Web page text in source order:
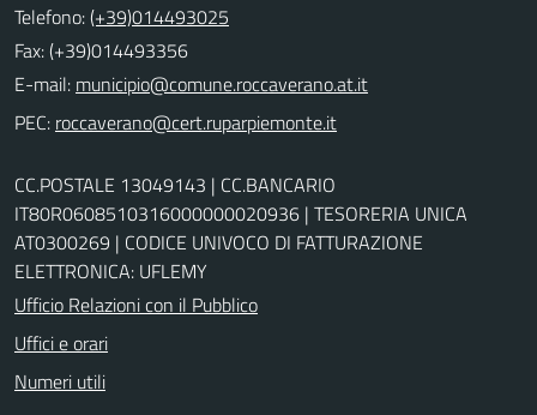
Telefono:(+39)014493025
Fax: (+39)014493356
E-mail:
PEC:
CC.POSTALE 13049143 | CC.BANCARIO
IT80R0608510316000000020936 | TESORERIA UNICA
AT0300269 | CODICE UNIVOCO DI FATTURAZIONE
ELETTRONICA: UFLEMY
Ufficio Relazioni con il Pubblico
Uffici e orari
Numeri utili